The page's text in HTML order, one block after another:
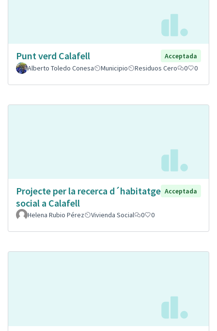
Punt verd Calafell
Acceptada
Alberto Toledo Conesa
Municipio Residuos Cero 0 0
Projecte per la recerca d´habitatge
social a Calafell
Acceptada
Helena Rubio Pérez Vivienda Social 0 0